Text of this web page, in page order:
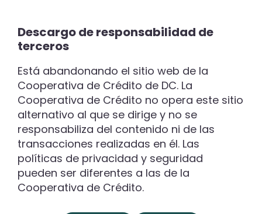
webDescargo de responsabilidad de
terceros
Está abandonando el sitio web de la
Cooperativa de Crédito de DC. La
Cooperativa de Crédito no opera este sitio
alternativo al que se dirige y no se
responsabiliza del contenido ni de las
transacciones realizadas en él. Las
políticas de privacidad y seguridad
pueden ser diferentes a las de la
Cooperativa de Crédito.